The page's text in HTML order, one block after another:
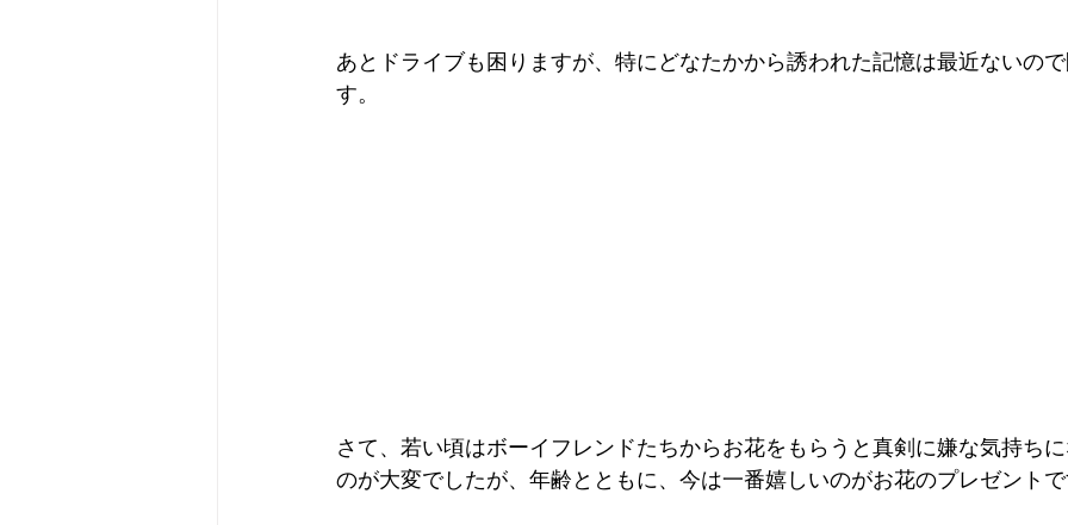
あとドライブも困りますが、特にどなたかから誘われた記憶は最近ないの
す。
さて、若い頃はボーイフレンドたちからお花をもらうと真剣に嫌な気持ち
のが大変でしたが、年齢とともに、今は一番嬉しいのがお花のプレゼント